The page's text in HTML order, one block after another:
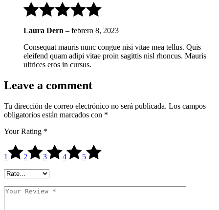
Laura Dern – febrero 8, 2023
Consequat mauris nunc congue nisi vitae mea tellus. Quis
eleifend quam adipi vitae proin sagittis nisl rhoncus. Mauris
ultrices eros in cursus.
Leave a comment
Tu dirección de correo electrónico no será publicada. Los campos
obligatorios están marcados con *
Your Rating *
1 2 3 4 5